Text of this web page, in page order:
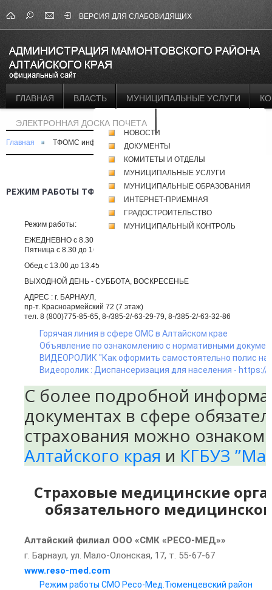
ВЕРСИЯ ДЛЯ СЛАБОВИДЯЩИХ
ГЛАВНАЯ ВЛАСТЬ МУНИЦИПАЛЬНЫЕ УСЛУГИ
ЭЛЕКТРОННАЯ ДОСКА ПОЧЕТА
НОВОСТИ
ДОКУМЕНТЫ
КОМИТЕТЫ И ОТДЕЛЫ
МУНИЦИПАЛЬНЫЕ УСЛУГИ
МУНИЦИПАЛЬНЫЕ ОБРАЗОВАНИЯ
ИНТЕРНЕТ-ПРИЕМНАЯ
ГРАДОСТРОИТЕЛЬСТВО
МУНИЦИПАЛЬНЫЙ КОНТРОЛЬ
Главная ТФОМС информирует
РЕЖИМ РАБОТЫ ТФОМС АЛТАЙСКОГО КРАЯ
Режим работы:
ЕЖЕДНЕВНО с 8.30 до 17.15
Пятница с 8.30 до 16.15
Обед с 13.00 до 13.45
ВЫХОДНОЙ ДЕНЬ - СУББОТА, ВОСКРЕСЕНЬЕ
АДРЕС : г. БАРНАУЛ,
пр-т. Красноармейский 72 (7 этаж)
тел. 8 (800)775-85-65, 8-/385-2/-63-29-79, 8-/385-2/-63-32-86
Горячая линия в сфере ОМС в Алтайском крае
Объявление по ознакомлению с нормативными
ВИДЕОРОЛИК "Как оформить самостоятельно полис на
Видеоролик : Диспансеризация для населения -
С более подробной
документах в сфере
страхования можно
Алтайского края и КГБУЗ
Страховые медицинские
обязательного
Алтайский филиал ООО «СМК «РЕСО-МЕД»»
г. Барнаул, ул. Мало-Олонская, 17, т. 55-67-67
www.reso-med.com
Режим работы СМО Ресо-Мед.Тюменцевский район